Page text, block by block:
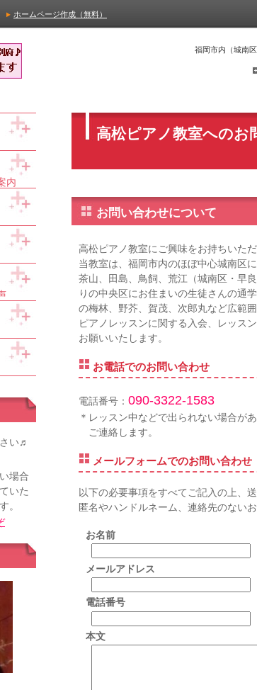
ホームページ作成（無料）
福岡市内（城南
高松ピアノ教室へのお
お問い合わせについて
高松ピアノ教室にご興味をお持ちいた
当教室は、福岡市内のほぼ中心城南区
茶山、田島、鳥飼、荒江（城南区・早
りの中央区にお住まいの生徒さんの通
の梅林、野芥、賀茂、次郎丸など広範
ピアノレッスンに関する入会、レッス
お願いいたします。
お電話でのお問い合わせ
電話番号： 090-3322-1583
＊レッスン中などで出られない場合が
ご連絡します。
メールフォームでのお問い合わせ
以下の必要事項をすべてご記入の上、送
匿名やハンドルネーム、連絡先のない
お名前
メールアドレス
電話番号
本文
内
い♬
場合
いた
。